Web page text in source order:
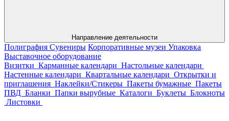
Направление деятельности
Полиграфия Сувениры Корпоративные музеи Упаковка
Выставочное оборудование
Визитки Карманные календари Настольные календари
Настенные календари Квартальные календари Открытки и
приглашения Наклейки/Стикеры Пакеты бумажные Пакеты
ПВД Бланки Папки вырубные Каталоги Буклеты Блокноты
Листовки